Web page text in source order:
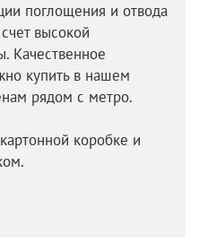
поглощения и отвода
высокой
Качественное
купить в нашем
рядом с метро.
коробке и